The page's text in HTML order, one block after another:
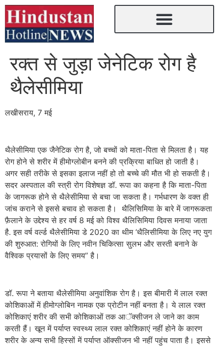
रक्त से जुड़ा जेनेटिक रोग है
थैलेसीमिया
लखीसराय, 7 मई
थैलेसीमिया एक जैनेटिक रोग है, जो बच्चों को माता-पिता से मिलता है। यह
रोग होने से शरीर में हीमोग्लोबीन बनने की प्रक्रिया बाधित हो जाती है।
अगर सही तरीके से इसका इलाज नहीं हो तो बच्चे की मौत भी हो सकती है।
सदर अस्पताल की स्त्री रोग विशेषज्ञ डॉ. रूपा का कहना है कि माता-पिता
के जागरूक होने से थैलेसीमिया से बचा जा सकता है। गर्भधारण के वक्त ही
जांच कराने से इससे बचाव हो सकता है। थैलिसिमिया के बारे में जागरूकता
फ़ैलाने के उद्देश्य से हर वर्ष 8 मई को विश्व थैलिसिमिया दिवस मनाया जाता
है. इस वर्ष वर्ल्ड थैलेसीमिया डे 2020 का थीम ‘थैलिसीमिया के लिए नए युग
की शुरुआत: रोगियों के लिए नवीन चिकित्सा सुलभ और सस्ती बनाने के
वैश्विक प्रयासों के लिए समय’’ है।
डॉ. रूपा ने बताया थैलेसीमिया अनुवांशिक रोग है। इस बीमारी में लाल रक्त
कोशिकाओं में हीमोग्लोबिन नामक एक प्रोटीन नहीं बनता है। ये लाल रक्त
कोशिकाएं शरीर की सभी कोशिकाओं तक आॅक्सीजन ले जाने का काम
करती हैं। खून में पर्याप्त स्वस्थ्य लाल रक्त कोशिकाएं नहीं होने के कारण
शरीर के अन्य सभी हिस्सों में पर्याप्त ऑक्सीजन भी नहीं पहुंच पाता है। इससे